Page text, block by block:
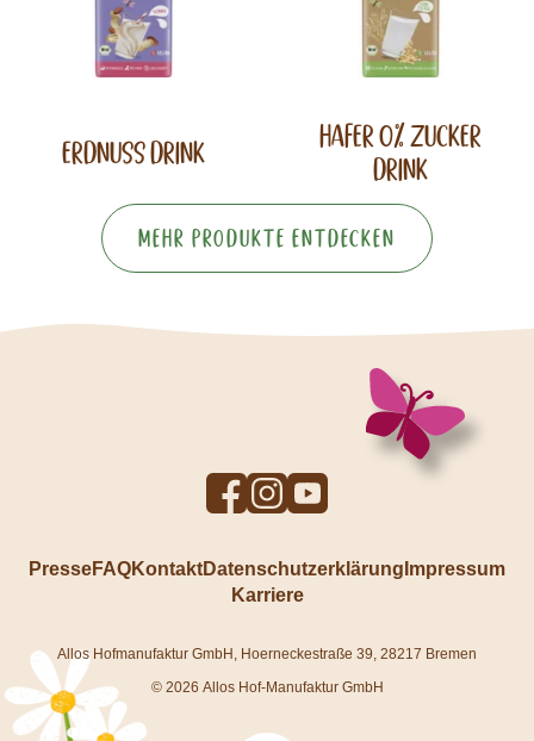
Erdnuss Drink
Hafer 0% Zucker
Drink
Mehr Produkte entdecken
To
Facebook
To
Instagram
To
YouTube
PresseFAQKontaktDatenschutzerklärung Impressum
Karriere
Allos Hofmanufaktur GmbH, Hoerneckestraße 39, 28217 Bremen
© 2026 Allos Hof-Manufaktur GmbH